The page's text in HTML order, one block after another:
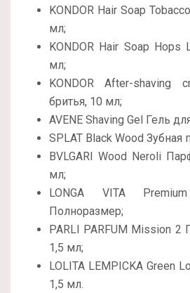
KONDOR Hair Soap
мл;
KONDOR Hair Soap
мл;
KONDOR After-shaving
бритья, 10 мл;
AVENE Shaving Gel Гель
SPLAT Black Wood Зубная
BVLGARI Wood Neroli
мл;
LONGA VITA
Полноразмер;
PARLI PARFUM Mission
1,5 мл;
LOLITA LEMPICKA Green
1,5 мл.